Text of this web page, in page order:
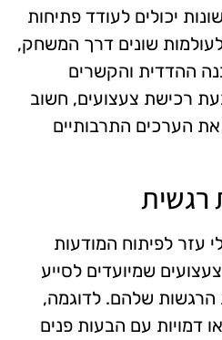
יכולים לעודד פתיחות
לעולמות שונים דרך המשחק,
ההדדית והקשרים
רכישת צעצועים, חשוב
הערכים התרבותיים
רגשית
עזר לפיתוח המודעות
שמיועדים לסייע
הרגשות שלהם. לדוגמה,
דמויות עם הבעות פנים